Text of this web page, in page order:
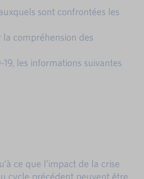
sont confrontées les
compréhension des
les informations suivantes
ce que l’impact de la crise
cycle précédent peuvent être